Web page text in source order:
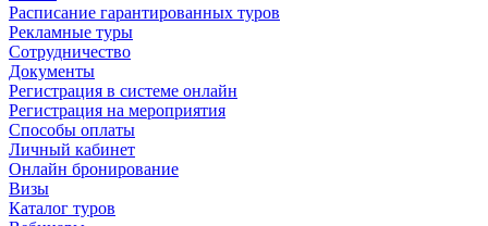
Расписание гарантированных туров
Рекламные туры
Сотрудничество
Документы
Регистрация в системе онлайн
Регистрация на мероприятия
Способы оплаты
Личный кабинет
Онлайн бронирование
Визы
Каталог туров